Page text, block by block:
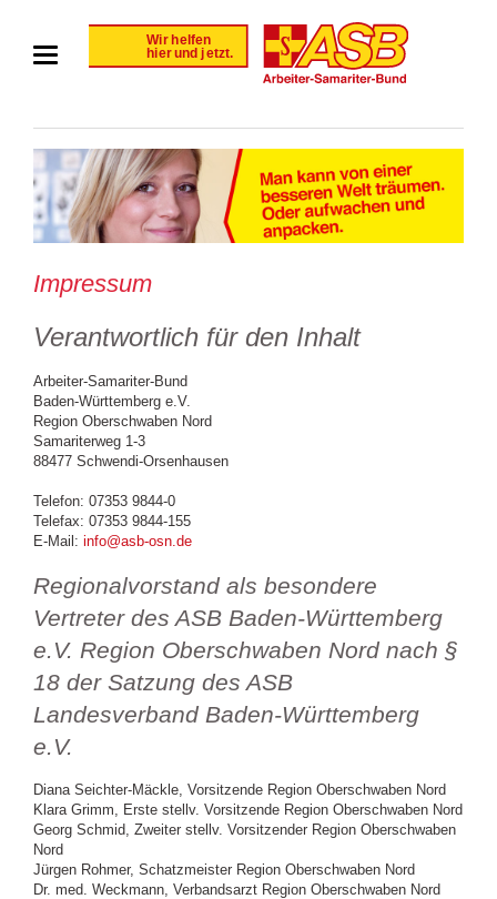
Impressum
Verantwortlich für den Inhalt
Arbeiter-Samariter-Bund
Baden-Württemberg e.V.
Region Oberschwaben Nord
Samariterweg 1-3
88477 Schwendi-Orsenhausen
Telefon: 07353 9844-0
Telefax: 07353 9844-155
E-Mail: info@asb-osn.de
Regionalvorstand als besondere
Vertreter des ASB Baden-Württemberg
e.V. Region Oberschwaben Nord nach §
18 der Satzung des ASB
Landesverband Baden-Württemberg
e.V.
Diana Seichter-Mäckle, Vorsitzende Region Oberschwaben Nord
Klara Grimm, Erste stellv. Vorsitzende Region Oberschwaben Nord
Georg Schmid, Zweiter stellv. Vorsitzender Region Oberschwaben
Nord
Jürgen Rohmer, Schatzmeister Region Oberschwaben Nord
Dr. med. Weckmann, Verbandsarzt Region Oberschwaben Nord